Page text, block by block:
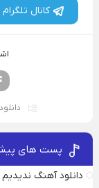
کانال
پست های
دانلود آهنگ